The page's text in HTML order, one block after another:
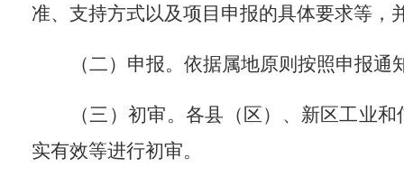
准、支持方式以及项目申报的具体要求等，
（二）申报。依据属地原则按照申报通
（三 ）初审。各县 （区）、 新区工业和
实有效等进行初审。